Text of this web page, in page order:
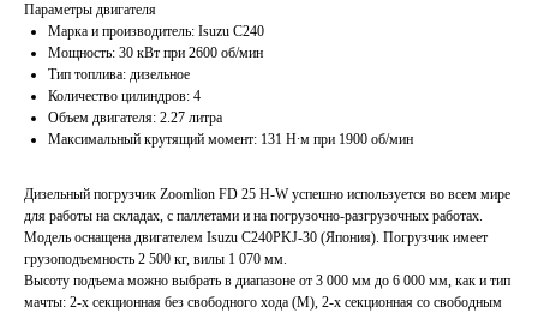
Параметры двигателя
Марка и производитель: Isuzu C240
Мощность: 30 кВт при 2600 об/мин
Тип топлива: дизельное
Количество цилиндров: 4
Объем двигателя: 2.27 литра
Максимальный крутящий момент: 131 Н∙м при 1900 об/мин
Дизельный погрузчик Zoomlion FD 25 H-W успешно используется во всем мире
для работы на складах, с паллетами и на погрузочно-разгрузочных работах.
Модель оснащена двигателем Isuzu C240PKJ-30 (Япония). Погрузчик имеет
грузоподъемность 2 500 кг, вилы 1 070 мм.
Высоту подъема можно выбрать в диапазоне от 3 000 мм до 6 000 мм, как и тип
мачты: 2-х секционная без свободного хода (M), 2-х секционная со свободным